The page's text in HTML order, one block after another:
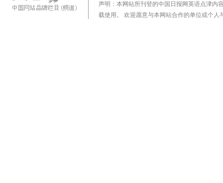
声明：本网站所刊登的中国日报网英语点津内
载使用。 欢迎愿意与本网站合作的单位或个人